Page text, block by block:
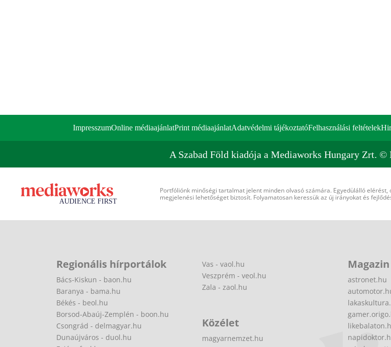
ImpresszumOnline médiaajánlatPrint médiaajánlatAdatvédelmi tájékoztatóFelhasználási feltételek
A Szabad Föld kiadója a Mediaworks Hungary Zrt.
Portfóliónk minőségi tartalmat jelent minden olvasó számára. Egyedülálló
megjelenési lehetőséget biztosít. Folyamatosan keressük az új irányokat és
Regionális hírportálok
Bács-Kiskun - baon.hu
Baranya - bama.hu
Békés - beol.hu
Borsod-Abaúj-Zemplén - boon.hu
Csongrád - delmagyar.hu
Dunaújváros - duol.hu
Vas - vaol.hu
Veszprém - veol.hu
Zala - zaol.hu
Közélet
magyarnemzet.hu
Magazin
astronet.hu